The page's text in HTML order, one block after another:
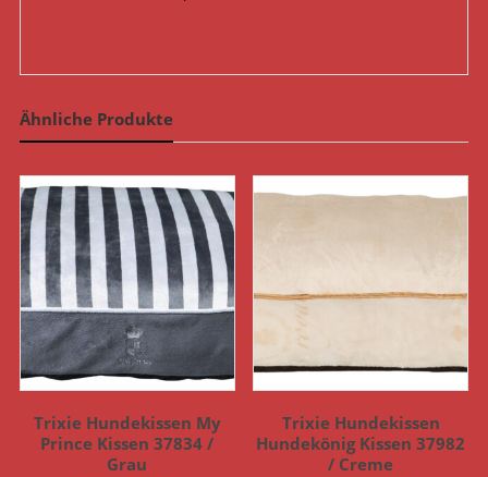
Ähnliche Produkte
Trixie Hundekissen My
Prince Kissen 37834 /
Grau
Trixie Hundekissen
Hundekönig Kissen 37982
/ Creme